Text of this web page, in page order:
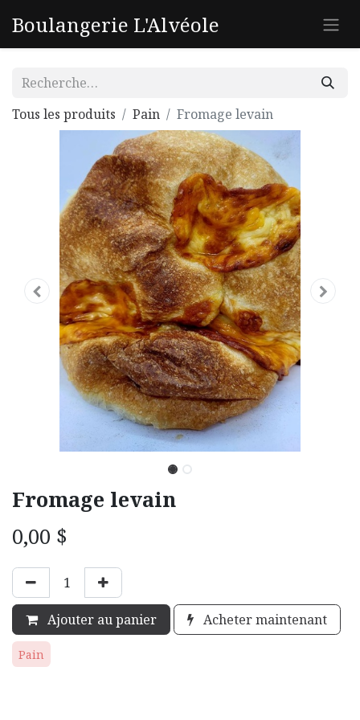
Boulangerie L'Alvéole
Tous les produits Pain Fromage levain
Fromage levain
0,00 $
Ajouter au panier Acheter maintenant
Pain